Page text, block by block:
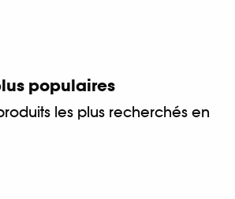
populaires
les plus recherchés en